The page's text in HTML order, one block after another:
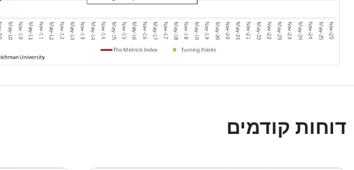
דוחות קודמים